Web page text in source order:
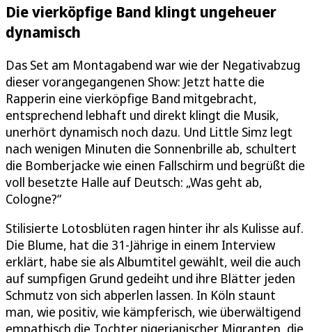
Die vierköpfige Band klingt ungeheuer
dynamisch
Das Set am Montagabend war wie der Negativabzug
dieser vorangegangenen Show: Jetzt hatte die
Rapperin eine vierköpfige Band mitgebracht,
entsprechend lebhaft und direkt klingt die Musik,
unerhört dynamisch noch dazu. Und Little Simz legt
nach wenigen Minuten die Sonnenbrille ab, schultert
die Bomberjacke wie einen Fallschirm und begrüßt die
voll besetzte Halle auf Deutsch: „Was geht ab,
Cologne?“
Stilisierte Lotosblüten ragen hinter ihr als Kulisse auf.
Die Blume, hat die 31-Jährige in einem Interview
erklärt, habe sie als Albumtitel gewählt, weil die auch
auf sumpfigen Grund gedeiht und ihre Blätter jeden
Schmutz von sich abperlen lassen. In Köln staunt
man, wie positiv, wie kämpferisch, wie überwältigend
empathisch die Tochter nigerianischer Migranten, die